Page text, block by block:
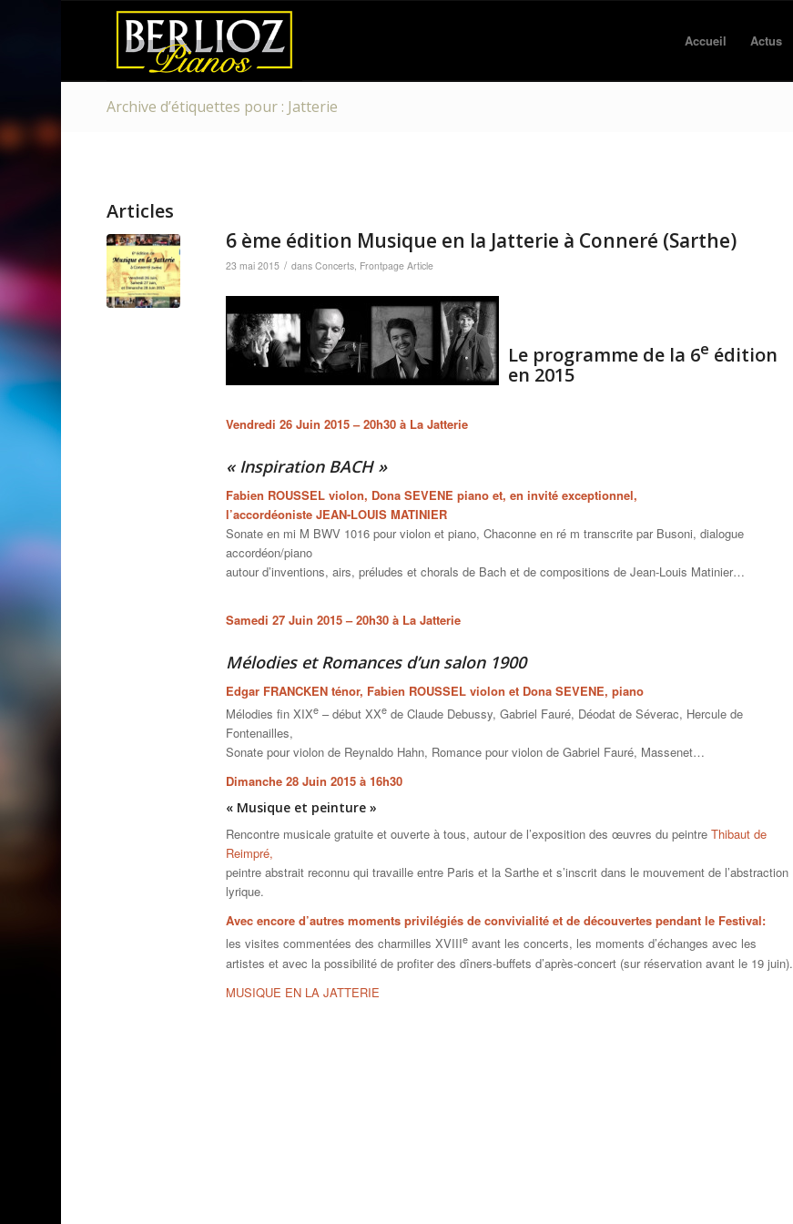
Accueil Actus
Archive d’étiquettes pour : Jatterie
Articles
6 ème édition Musique en la Jatterie à Conneré (Sarthe)
23 mai 2015 / dansConcerts, Frontpage Article
Le programme de la 6e édition
en 2015
Vendredi 26 Juin 2015 – 20h30 à La Jatterie
« Inspiration BACH »
Fabien ROUSSEL violon, Dona SEVENE piano et, en invité exceptionnel,
l’accordéoniste JEAN-LOUIS MATINIER
Sonate en mi M BWV 1016 pour violon et piano, Chaconne en ré m transcrite par Busoni, dialogue
accordéon/piano
autour d’inventions, airs, préludes et chorals de Bach et de compositions de Jean-Louis Matinier…
Samedi 27 Juin 2015 – 20h30 à La Jatterie
Mélodies et Romances d’un salon 1900
Edgar FRANCKEN ténor, Fabien ROUSSEL violon et Dona SEVENE, piano
Mélodies fin XIXe – début XXe de Claude Debussy, Gabriel Fauré, Déodat de Séverac, Hercule de
Fontenailles,
Sonate pour violon de Reynaldo Hahn, Romance pour violon de Gabriel Fauré, Massenet…
Dimanche 28 Juin 2015 à 16h30
« Musique et peinture »
Rencontre musicale gratuite et ouverte à tous, autour de l’exposition des œuvres du peintreThibaut de
Reimpré,
peintre abstrait reconnu qui travaille entre Paris et la Sarthe et s’inscrit dans le mouvement de l’abstraction
lyrique.
Avec encore d’autres moments privilégiés de convivialité et de découvertes pendant le Festival:
les visites commentées des charmilles XVIIIe avant les concerts, les moments d’échanges avec les
artistes et avec la possibilité de profiter des dîners-buffets d’après-concert (sur réservation avant le 19 juin).
MUSIQUE EN LA JATTERIE